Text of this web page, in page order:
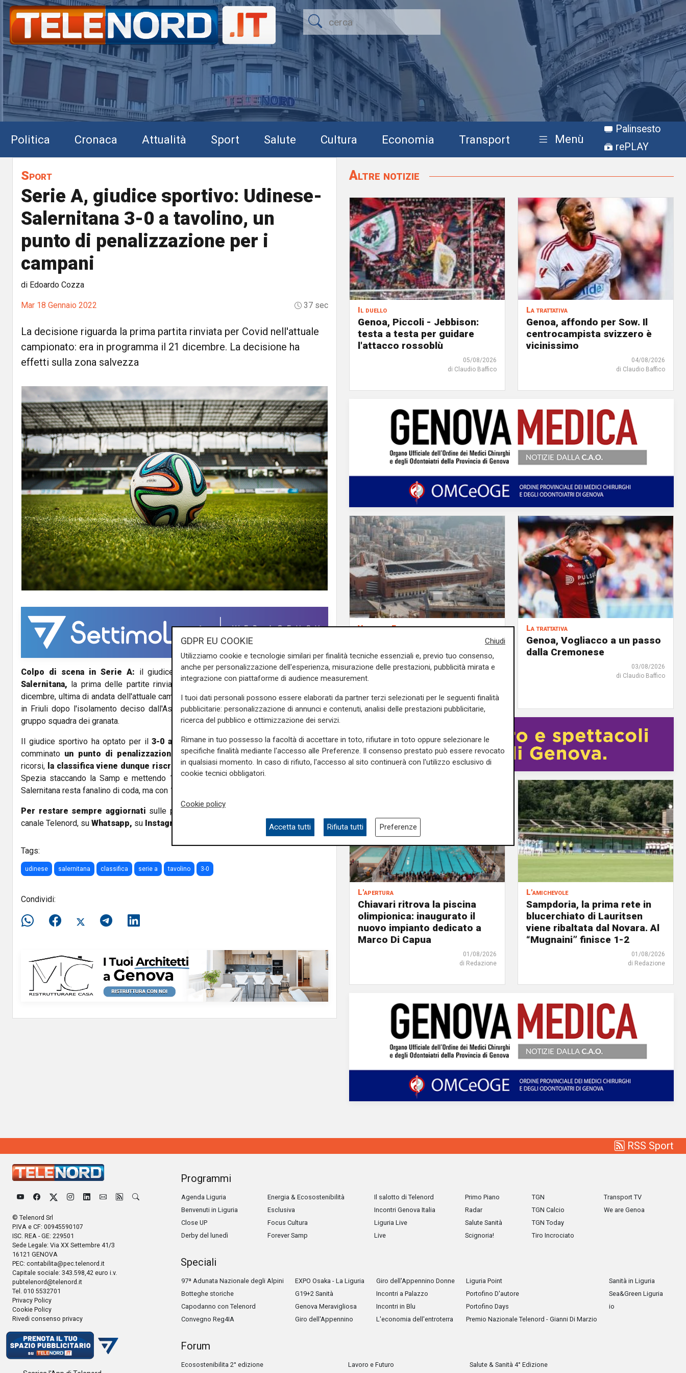
Politica Cronaca Attualità Sport Salute Cultura Economia Transport Menù
Palinsesto
rePLAY
Sport
Serie A, giudice sportivo: Udinese-
Salernitana 3-0 a tavolino, un
punto di penalizzazione per i
campani
di Edoardo Cozza
Mar 18 Gennaio 2022 37 sec
La decisione riguarda la prima partita rinviata per Covid nell'attuale
campionato: era in programma il 21 dicembre. La decisione ha
effetti sulla zona salvezza
Colpo di scena in Serie A: il giudice sportivo si è pronunciato su Udinese-
Salernitana, la prima delle partite rinviata per covid in questa stagione. Era il 21
dicembre, ultima di andata dell'attuale campionato e i campani non si erano presentati
in Friuli dopo l'isolamento deciso dall'Asl competente per una serie di contagi nel
gruppo squadra dei granata.
Il giudice sportivo ha optato per il3-0 a tavolino in favore dei bianconerie ha
comminato un punto di penalizzazione alla Salernitana. In attesa di eventuali
ricorsi, la classifica viene dunque riscritta: l'Udinese sale a 23 punti e scavalca lo
Spezia staccando la Samp e mettendo 11 punti di vantaggio sul Genoa, mentre la
Salernitana resta fanalino di coda, ma con 10 punti e non più in 11.
Per restare sempre aggiornati sulle principali notizie sulla Liguria seguiteci sul
canale Telenord, su Whatsapp, su Instagram Facebook.
Tags:
udinese salernitana classifica serie a tavolino 3-0
Condividi:
Altre notizie
Il duello
Genoa, Piccoli - Jebbison:
testa a testa per guidare
l'attacco rossoblù
05/08/2026
di Claudio Baffico
La trattativa
Genoa, affondo per Sow. Il
centrocampista svizzero è
vicinissimo
04/08/2026
di Claudio Baffico
Verso gli Europei
Euro 2032, ora è ufficiale: fra
i 16 stadi candidati c'è anche
il 'Ferraris' di Genova
La trattativa
Genoa, Vogliacco a un passo
dalla Cremonese
03/08/2026
di Claudio Baffico
L'apertura
Chiavari ritrova la piscina
olimpionica: inaugurato il
nuovo impianto dedicato a
Marco Di Capua
01/08/2026
di Redazione
L'amichevole
Sampdoria, la prima rete in
blucerchiato di Lauritsen
viene ribaltata dal Novara. Al
“Mugnaini” finisce 1-2
01/08/2026
di Redazione
RSS Sport
© Telenord Srl
P.IVA e CF: 00945590107
ISC. REA - GE: 229501
Sede Legale: Via XX Settembre 41/3
16121 GENOVA
PEC: contabilita@pec.telenord.it
Capitale sociale: 343.598,42 euro i.v.
pubtelenord@telenord.it
Tel. 010 5532701
Privacy Policy
Cookie Policy
Rivedi consenso privacy
Programmi
Agenda Liguria
Benvenuti in Liguria
Close UP
Derby del lunedì
Energia & Ecosostenibilità
Esclusiva
Focus Cultura
Forever Samp
Il salotto di Telenord
Incontri Genova Italia
Liguria Live
Live
Primo Piano
Radar
Salute Sanità
Scignoria!
TGN
TGN Calcio
TGN Today
Tiro Incrociato
Transport TV
We are Genoa
Speciali
97ª Adunata Nazionale degli Alpini
Botteghe storiche
Capodanno con Telenord
Convegno Reg4IA
EXPO Osaka - La Liguria
G19+2 Sanità
Genova Meravigliosa
Giro dell'Appennino
Giro dell'Appennino Donne
Incontri a Palazzo
Incontri in Blu
L'economia dell'entroterra
Liguria Point
Portofino D'autore
Portofino Days
Premio Nazionale Telenord - Gianni Di Marzio
Sanità in Liguria
Sea&Green Liguria
io
Forum
Ecosostenibilita 2° edizione Lavoro e Futuro Salute & Sanità 4° Edizione
Chiudi
GDPR EU COOKIE
Utilizziamo cookie e tecnologie similari per finalità tecniche essenziali e, previo tuo consenso,
anche per personalizzazione dell'esperienza, misurazione delle prestazioni, pubblicità mirata e
integrazione con piattaforme di audience measurement.
I tuoi dati personali possono essere elaborati da partner terzi selezionati per le seguenti finalità
pubblicitarie: personalizzazione di annunci e contenuti, analisi delle prestazioni pubblicitarie,
ricerca del pubblico e ottimizzazione dei servizi.
Rimane in tuo possesso la facoltà di accettare in toto, rifiutare in toto oppure selezionare le
specifiche finalità mediante l'accesso alle Preferenze. Il consenso prestato può essere revocato
in qualsiasi momento. In caso di rifiuto, l'accesso al sito continuerà con l'utilizzo esclusivo di
cookie tecnici obbligatori.
Cookie policy
Accetta tutti Rifiuta tutti Preferenze